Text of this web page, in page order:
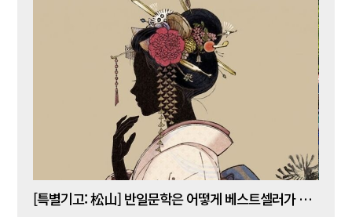
[특별기고: 松山] 반일문학은 어떻게 베스트셀러가 되는가?